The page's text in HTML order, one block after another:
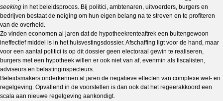
seeking in het beleidsproces. Bij politici, ambtenaren, uitvoerders, burgers en
bedrijven bestaat de neiging om hun eigen belang na te streven en te profiteren
van de overheid.
Zo vinden economen al jaren dat de hypotheekrenteaftrek een buitengewoon
ineffectief middel is in het huisvestingsdossier. Afschaffing ligt voor de hand, maar
voor een aantal politici is op dit dossier geen electoraal gewin te realiseren,
burgers met een hypotheek willen er ook niet van af, evenmin als fiscalisten,
adviseurs en belastinginspecteurs.
Beleidsmakers onderkennen al jaren de negatieve effecten van complexe wet- en
regelgeving. Opvallend in de voorstellen is dan ook dat het regeerakkoord een
scala aan nieuwe regelgeving aankondigt.